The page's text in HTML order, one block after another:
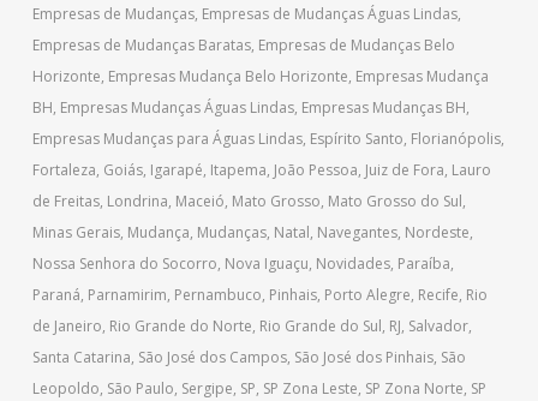
Empresas de Mudanças, Empresas de Mudanças Águas Lindas,
Empresas de Mudanças Baratas, Empresas de Mudanças Belo
Horizonte, Empresas Mudança Belo Horizonte, Empresas Mudança
BH, Empresas Mudanças Águas Lindas, Empresas Mudanças BH,
Empresas Mudanças para Águas Lindas, Espírito Santo, Florianópolis,
Fortaleza, Goiás, Igarapé, Itapema, João Pessoa, Juiz de Fora, Lauro
de Freitas, Londrina, Maceió, Mato Grosso, Mato Grosso do Sul,
Minas Gerais, Mudança, Mudanças, Natal, Navegantes, Nordeste,
Nossa Senhora do Socorro, Nova Iguaçu, Novidades, Paraíba,
Paraná, Parnamirim, Pernambuco, Pinhais, Porto Alegre, Recife, Rio
de Janeiro, Rio Grande do Norte, Rio Grande do Sul, RJ, Salvador,
Santa Catarina, São José dos Campos, São José dos Pinhais, São
Leopoldo, São Paulo, Sergipe, SP, SP Zona Leste, SP Zona Norte, SP